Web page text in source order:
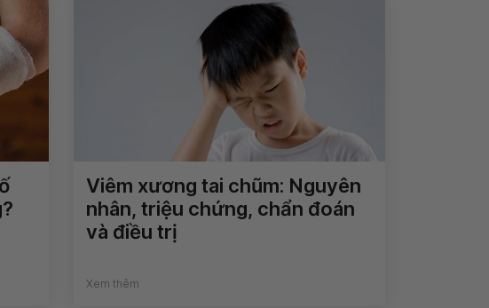
Viêm xương tai chũm: Nguyên
nhân, triệu chứng, chẩn đoán
và điều trị
Xem thêm